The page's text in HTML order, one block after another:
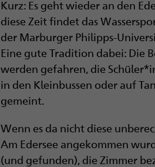
g
a
t
i
o
n
Kurz: Es geht wieder an den
diese Zeit findet das
der Marburger Philipps-
Eine gute Tradition dabei: Die
werden gefahren, die
in den Kleinbussen oder auf
gemeint.
Wenn es da nicht diese
Am Edersee angekommen
(und gefunden), die Zimmer